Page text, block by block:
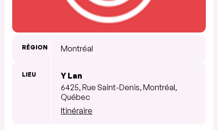
RÉGION Montréal
LIEU
Y Lan
6425, Rue Saint-Denis, Montréal,
Québec
Itinéraire